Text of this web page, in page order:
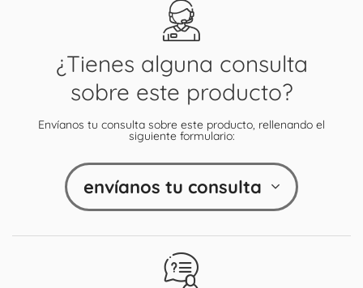
¿Tienes alguna consulta
sobre este producto?
Envíanos tu consulta sobre este producto, rellenando el
siguiente formulario:
envíanos tu consulta